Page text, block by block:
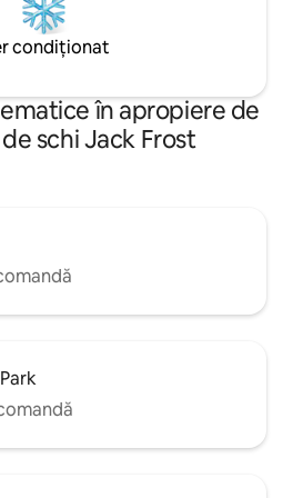
condiționat
în apropiere de
schi Jack Frost